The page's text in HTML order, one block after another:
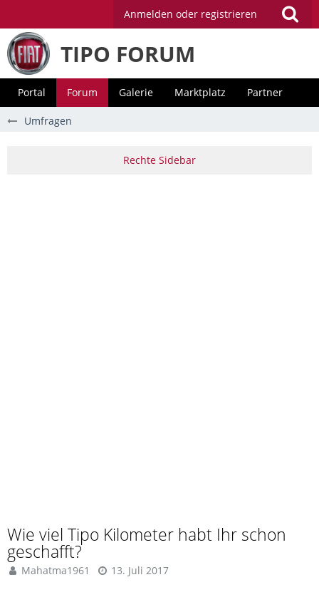
Anmelden oder registrieren
TIPO FORUM
Portal Forum Galerie Marktplatz Partner
Umfragen
Wie viel Tipo Kilometer habt Ihr schon
geschafft?
Mahatma1961 13. Juli 2017